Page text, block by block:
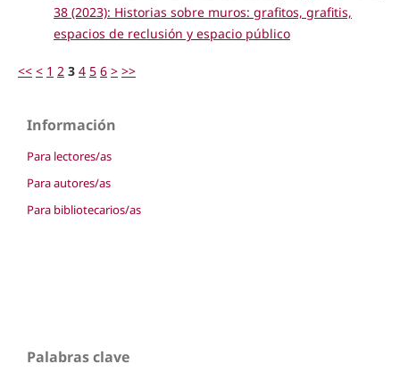
38 (2023): Historias sobre muros: grafitos, grafitis,
espacios de reclusión y espacio público
<< < 1 2 3 4 5 6 > >>
Información
Para lectores/as
Para autores/as
Para bibliotecarios/as
Palabras clave